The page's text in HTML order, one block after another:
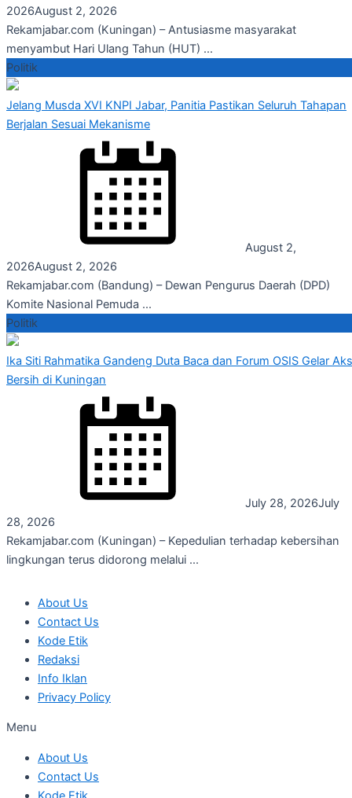
2026August 2, 2026
Rekamjabar.com (Kuningan) – Antusiasme masyarakat
menyambut Hari Ulang Tahun (HUT) ...
Politik
Jelang Musda XVI KNPI Jabar, Panitia Pastikan Seluruh Tahapan
Berjalan Sesuai Mekanisme
August 2,
2026August 2, 2026
Rekamjabar.com (Bandung) – Dewan Pengurus Daerah (DPD)
Komite Nasional Pemuda ...
Politik
Ika Siti Rahmatika Gandeng Duta Baca dan Forum OSIS Gelar
Bersih di Kuningan
July 28, 2026July
28, 2026
Rekamjabar.com (Kuningan) – Kepedulian terhadap kebersihan
lingkungan terus didorong melalui ...
About Us
Contact Us
Kode Etik
Redaksi
Info Iklan
Privacy Policy
Menu
About Us
Contact Us